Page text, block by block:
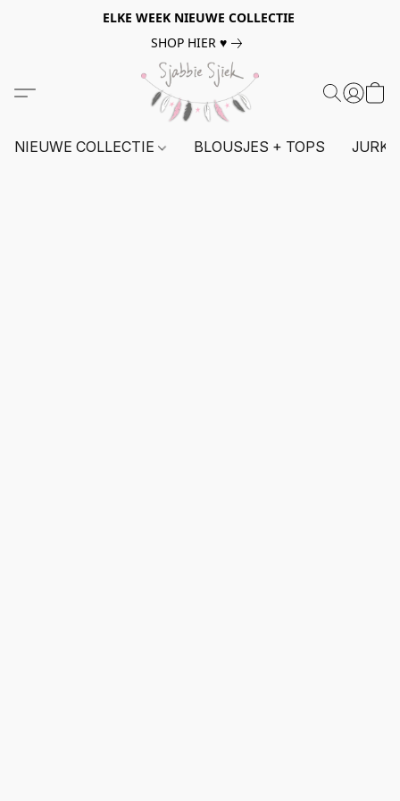
ELKE WEEK NIEUWE COLLECTIE
SHOP HIER ♥
NIEUWE COLLECTIE BLOUSJES + TOPS